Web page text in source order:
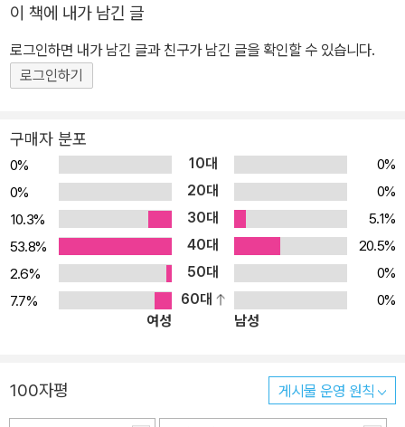
있습니다. ★'읽으면서 바로 써먹는 어린이 시리즈'는 이렇게 읽어요
첫째, 제목만 읽고 어떤 뜻을 가지고 있을지 생각하기 둘째, 설명을 확
인하고 내가 생각한 뜻과 비교하기 셋째, 찹이와 친구들의 이야기를
써먹기
이 책에 내가 남긴 글
로그인하면 내가 남긴 글과 친구가 남긴 글을 확인할 수 있습니다.
로그인하기
구매자 분포
0% 10대
0%
0%
20대
0%
10.3%
30대
5.1%
53.8%
40대
20.5%
2.6%
50대
0%
7.7%
60대
0%
여성
남성
100자평 게시물 운영 원칙